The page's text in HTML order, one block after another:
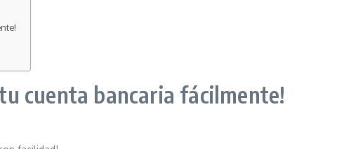
cuenta bancaria fácilmente!